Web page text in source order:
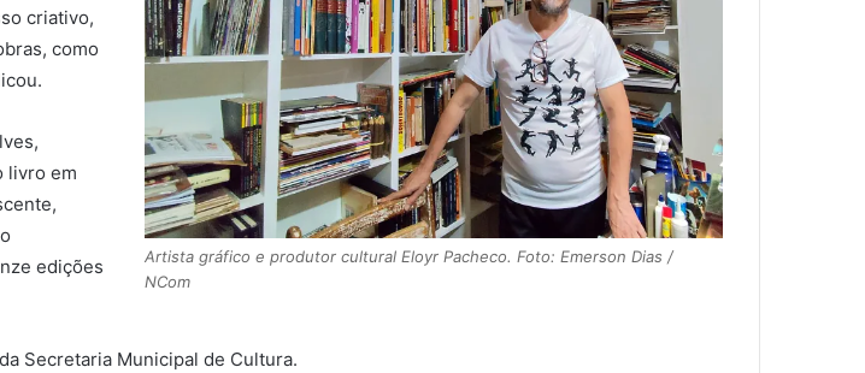
Artista gráfico e produtor cultural Eloyr Pacheco. Foto: Emerson Dias /
NCom
criativo,
como
livro em
edições
Secretaria Municipal de Cultura.